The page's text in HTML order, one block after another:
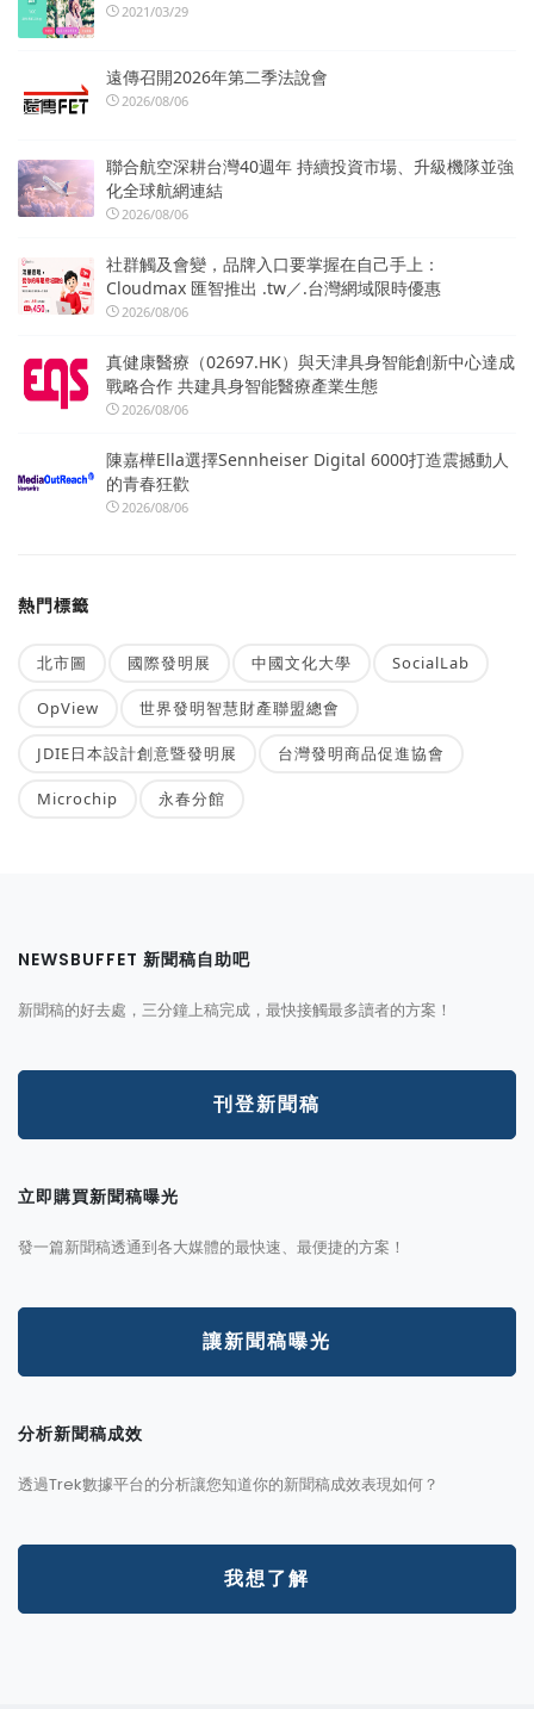
2021/03/29
遠傳召開2026年第二季法說會
2026/08/06
聯合航空深耕台灣40週年 持續投資市場、升級機隊並強
化全球航網連結
2026/08/06
社群觸及會變，品牌入口要掌握在自己手上：
Cloudmax 匯智推出 .tw／.台灣網域限時優惠
2026/08/06
真健康醫療（02697.HK）與天津具身智能創新中心達成
戰略合作 共建具身智能醫療產業生態
2026/08/06
陳嘉樺Ella選擇Sennheiser Digital 6000打造震撼動人
的青春狂歡
2026/08/06
熱門標籤
北市圖 國際發明展 中國文化大學 SocialLab
OpView 世界發明智慧財產聯盟總會
JDIE日本設計創意暨發明展 台灣發明商品促進協會
Microchip 永春分館
NEWSBUFFET 新聞稿自助吧
新聞稿的好去處，三分鐘上稿完成，最快接觸最多讀者的方案！
刊登新聞稿
立即購買新聞稿曝光
發一篇新聞稿透通到各大媒體的最快速、最便捷的方案！
讓新聞稿曝光
分析新聞稿成效
透過Trek數據平台的分析讓您知道你的新聞稿成效表現如何？
我想了解